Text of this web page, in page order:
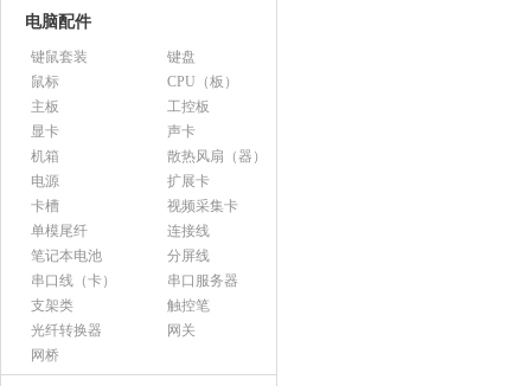
电脑配件
键鼠套装
键盘
鼠标
CPU（板）
主板
工控板
显卡
声卡
机箱
散热风扇（器）
电源
扩展卡
卡槽
视频采集卡
单模尾纤
连接线
笔记本电池
分屏线
串口线（卡）
串口服务器
支架类
触控笔
光纤转换器
网关
网桥